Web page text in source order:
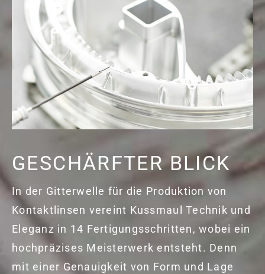
GESCHÄRFTER BLICK
In der Gitterwelle für die Produktion von
Kontaktlinsen vereint Kussmaul Technik und
Eleganz in 14 Fertigungsschritten, wobei ein
hochpräzises Meisterwerk entsteht. Denn
mit einer Genauigkeit von Form und Lage